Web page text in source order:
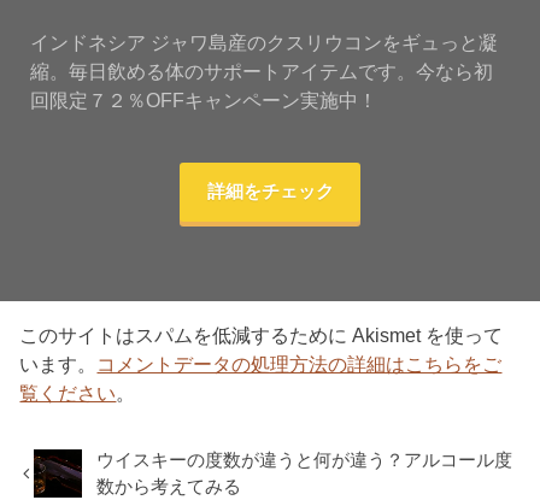
インドネシア ジャワ島産のクスリウコンをギュっと凝
縮。毎日飲める体のサポートアイテムです。今なら初
回限定７２％OFFキャンペーン実施中！
詳細をチェック
このサイトはスパムを低減するために Akismet を使って
います。 コメントデータの処理方法の詳細はこちらをご
覧ください。
ウイスキーの度数が違うと何が違う？アルコール度
数から考えてみる